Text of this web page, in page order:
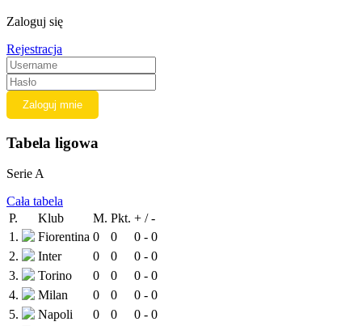
Zaloguj się
Rejestracja
Tabela ligowa
Serie A
Cała tabela
P.
Klub M. Pkt. + / -
1.
Fiorentina 0 0
0 - 0
2.
Inter 0 0
0 - 0
3.
Torino 0 0
0 - 0
4.
Milan 0 0
0 - 0
5.
Napoli 0 0
0 - 0